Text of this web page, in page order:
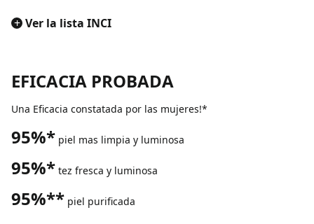
+ Ver la lista INCI
EFICACIA PROBADA
Una Eficacia constatada por las mujeres!*
95%* piel mas limpia y luminosa
95%* tez fresca y luminosa
95%** piel purificada